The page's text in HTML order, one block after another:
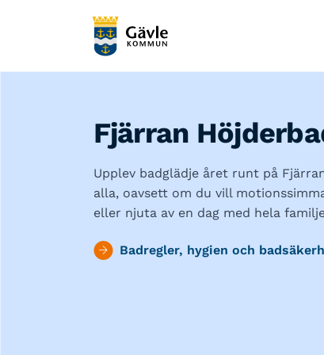
Fjärran
Upplev badglädje året runt på
alla, oavsett om du vill
eller njuta av en dag med hela
Badregler, hygien och